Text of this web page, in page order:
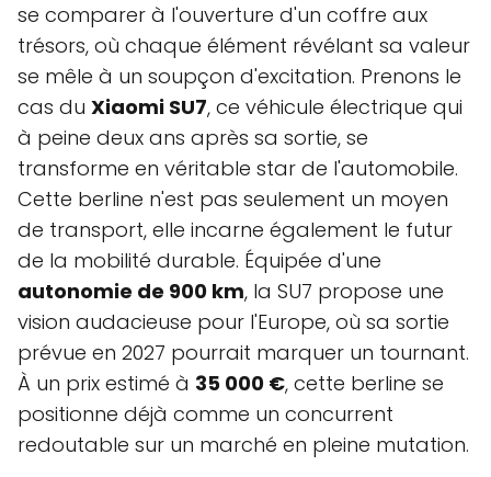
se comparer à l'ouverture d'un coffre aux
trésors, où chaque élément révélant sa valeur
se mêle à un soupçon d'excitation. Prenons le
cas du Xiaomi SU7, ce véhicule électrique qui
à peine deux ans après sa sortie, se
transforme en véritable star de l'automobile.
Cette berline n'est pas seulement un moyen
de transport, elle incarne également le futur
de la mobilité durable. Équipée d'une
autonomie de 900 km, la SU7 propose une
vision audacieuse pour l'Europe, où sa sortie
prévue en 2027 pourrait marquer un tournant.
À un prix estimé à 35 000 €, cette berline se
positionne déjà comme un concurrent
redoutable sur un marché en pleine mutation.